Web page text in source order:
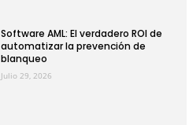
Software AML: El verdadero ROI de
automatizar la prevención de
blanqueo
Julio 29, 2026